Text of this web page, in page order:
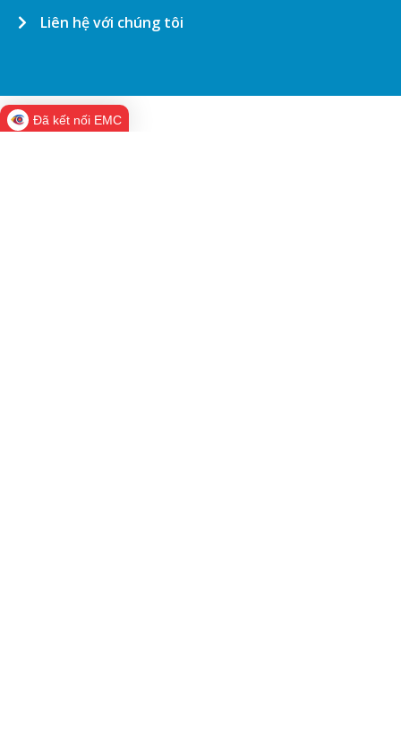
Liên hệ với chúng tôi
Đã kết nối EMC